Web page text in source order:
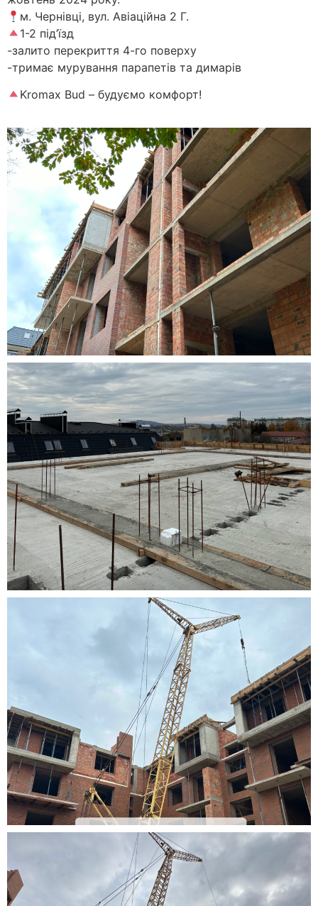
м. Чернівці, вул. Авіаційна 2 Г.
1-2 під’їзд
-залито перекриття 4-го поверху
-тримає мурування парапетів та димарів
Kromax Bud – будуємо комфорт!